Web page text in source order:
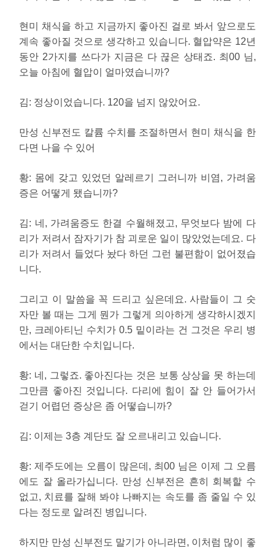
현미 채식을 하고 지금까지 좋아진 걸로 봐서 앞으로도
계속 좋아질 것으로 생각하고 있습니다. 혈압약은 12년
동안 2가지를 쓰다가 지금은 다 끊은 상태죠. 최00 님,
오늘 아침에 혈압이 얼마였습니까?
김: 정상이었습니다. 120을 넘지 않았어요.
만성 신부전도 칼륨 수치를 조절하면서 현미 채식을 한
다면 나을 수 있어
황: 몸에 갖고 있었던 알레르기 그러니까 비염, 가려움
증은 어떻게 됐습니까?
김: 네, 가려움증도 한결 수월해졌고, 무엇보다 밤에 다
리가 저려서 잠자기가 참 괴로운 일이 많았었는데요. 다
리가 저려서 들었다 놨다 하던 그런 불편함이 없어졌습
니다.
그리고 이 말씀을 꼭 드리고 싶은데요. 사람들이 그 숫
자만 볼 때는 그게 뭔가 그렇게 의아하게 생각하시겠지
만, 크레아티닌 수치가 0.5 밑이라는 건 그것은 우리 병
에서는 대단한 수치입니다.
황: 네, 그렇죠. 좋아진다는 것은 보통 상상을 못 하는데
그만큼 좋아진 것입니다. 다리에 힘이 잘 안 들어가서
걷기 어렵던 증상은 좀 어떻습니까?
김: 이제는 3층 계단도 잘 오르내리고 있습니다.
황: 제주도에는 오름이 많은데, 최00 님은 이제 그 오름
에도 잘 올라가십니다. 만성 신부전은 흔히 회복할 수
없고, 치료를 잘해 봐야 나빠지는 속도를 좀 줄일 수 있
다는 정도로 알려진 병입니다.
하지만 만성 신부전도 말기가 아니라면, 이처럼 많이 좋